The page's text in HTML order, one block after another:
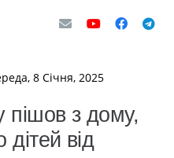
8 Січня, 2025
пішов з дому,
дітей від